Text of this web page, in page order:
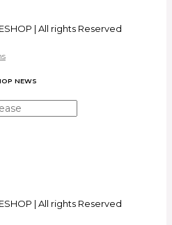
| All rights Reserved
NEWS
| All rights Reserved